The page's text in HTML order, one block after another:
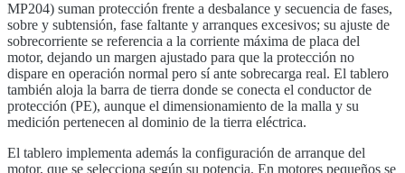
MP204) suman protección frente a desbalance y secuencia de fases,
sobre y subtensión, fase faltante y arranques excesivos; su ajuste de
sobrecorriente se referencia a la corriente máxima de placa del
motor, dejando un margen ajustado para que la protección no
dispare en operación normal pero sí ante sobrecarga real. El tablero
también aloja la barra de tierra donde se conecta el conductor de
protección (PE), aunque el dimensionamiento de la malla y su
medición pertenecen al dominio de la tierra eléctrica.
El tablero implementa además la configuración de arranque del
motor, que se selecciona según su potencia. En motores pequeños se